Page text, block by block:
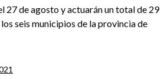
27 de agosto y actuarán un total de 29
seis municipios de la provincia de